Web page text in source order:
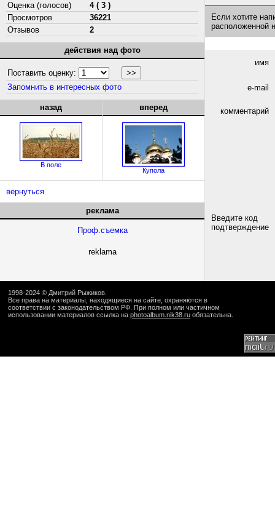
Оценка (голосов)
4 ( 3 )
Просмотров
36221
Отзывов
2
действия над фото
Поставить оценку:
Запомнить в интересных фото
назад
В поле
вперед
Купола
вернуться
реклама
Проф.съемка
reklama
Если хотите
расположенной
имя
e-mail
комментарий
Введите код
подтверждение
1998-2024 © Дмитрий Рыжиков
Все права на материалы, находящиеся на сайте, охраняются в
соответствии с законодательством РФ. При полном или частичном
использовании материалов ссылка на photoalbum.nik38.ru обязательна.